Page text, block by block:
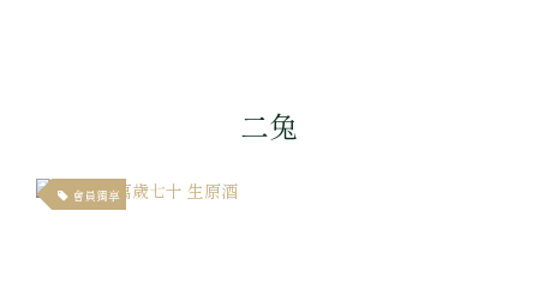
二兔
會員獨享